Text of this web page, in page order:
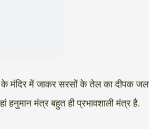
के मंदिर में जाकर सरसों के तेल का दीपक
हनुमान मंत्र बहुत ही प्रभावशाली मंत्र है.